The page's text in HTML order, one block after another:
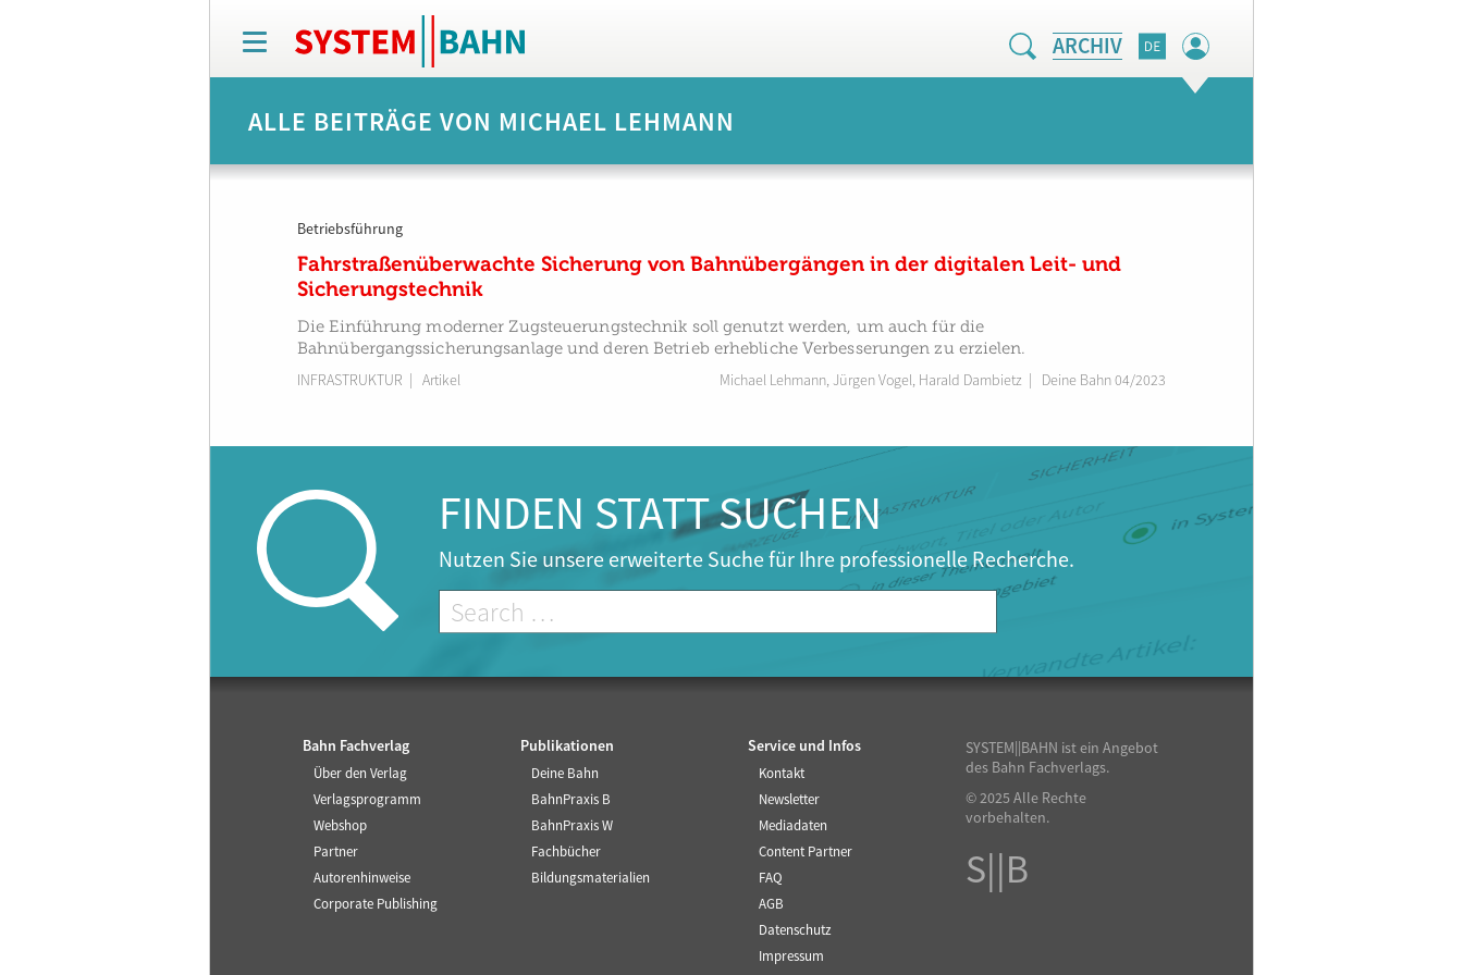
T
o
g
l
n
ARCHIV
ALLE BEITRÄGE VON MICHAEL LEHMANN
Betriebsführung
Fahrstraßenüberwachte Sicherung von Bahnübergängen in der digitalen Leit- und
Sicherungstechnik
Die Einführung moderner Zugsteuerungstechnik soll genutzt werden, um auch für die
Bahnübergangssicherungsanlage und deren Betrieb erhebliche Verbesserungen zu erzielen.
INFRASTRUKTUR | Artikel Michael Lehmann,Jürgen Vogel, Harald Dambietz Deine Bahn 04/2023
FINDEN STATT SUCHEN
Nutzen Sie unsere erweiterte Suche für Ihre professionelle Recherche.
Bahn Fachverlag
Über den Verlag
Verlagsprogramm
Webshop
Partner
Autorenhinweise
Corporate Publishing
Publikationen
Deine Bahn
BahnPraxis B
BahnPraxis W
Fachbücher
Bildungsmaterialien
Service und Infos
Kontakt
Newsletter
Mediadaten
Content Partner
FAQ
AGB
Datenschutz
Impressum
SYSTEM||BAHN ist ein Angebot
des Bahn Fachverlags.
© 2025 Alle Rechte
vorbehalten.
S||B